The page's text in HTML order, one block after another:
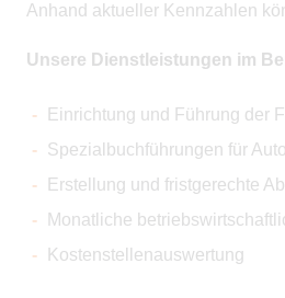
Anhand aktueller Kennzahlen
Unsere Dienstleistungen im
Einrichtung und Führung der
Spezialbuchführungen für
Erstellung und fristgerechte
Monatliche
Kostenstellenauswertung